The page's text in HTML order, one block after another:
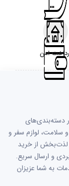
امن
دسته‌بندی‌های
سلامت، لوازم سفر و
لذت‌بخش از خرید
و ارسال سریع.
به شما عزیزان